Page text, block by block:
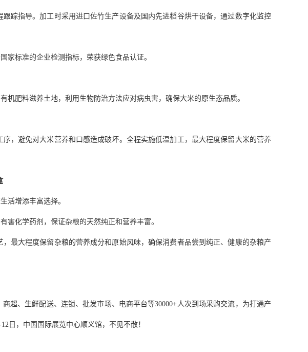
踪指导。加工时采用进口佐竹生产设备及国内先进稻谷烘干设备，通过数字化监控
家标准的企业检测指标，荣获绿色食品认证。
肥料滋养土地，利用生物防治方法应对病虫害，确保大米的原生态品质。
，避免对大米营养和口感造成破坏。全程实施低温加工，最大程度保留大米的营养
活增添丰富选择。
害化学药剂，保证杂粮的天然纯正和营养丰富。
最大程度保留杂粮的营养成分和原始风味，确保消费者品尝到纯正、健康的杂粮产
超、生鲜配送、连锁、批发市场、电商平台等30000+人次到场采购交流，为打通产
日，中国国际展览中心顺义馆，不见不散！